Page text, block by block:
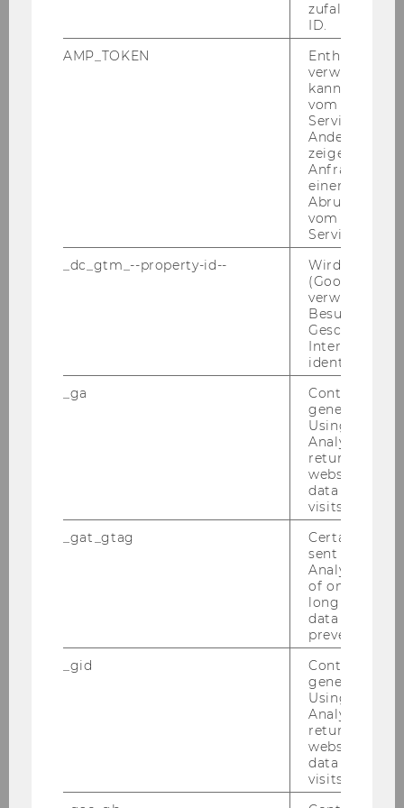
Wir wün­schen Ihnen eine span­nen­de Lek­tü­re
und be­dan­ken uns bei allen, die Bei­trä­ge ge­lie­
Doris Scho­ber & Eva More-​Hollerweger
Newsletter
Anmeldung Aussendungen/Newsletter
npoNewsletter 2/2026
ID.
AMP_TOKEN
Enthält ein
verwendet
kann, um
vom AMP-
Service
Andere
zeigen Opt-
Anfrage im
einen Fehler
Abrufen
vom AMP
Service an.
_dc_gtm_--property-id--
Wird von
(Google Tag
verwendet,
Besucher
Geschlecht
Interessen zu
identifizieren.
_ga
Contains a
generated
Using this
Analytics can
returning
website and
data from
visits.
_gat_gtag
Certain data
sent to
Analytics a
of once per
long as it is
data
prevented.
_gid
Contains a
generated
Using this
Analytics can
returning
website and
data from
visits.